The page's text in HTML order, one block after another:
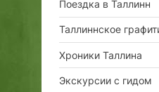
Поездка в Таллинн
Таллиннское
Хроники Таллина
Экскурсии с гидом